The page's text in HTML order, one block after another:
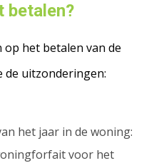
betalen?
het betalen van de
de uitzonderingen:
het jaar in de woning:
voor het